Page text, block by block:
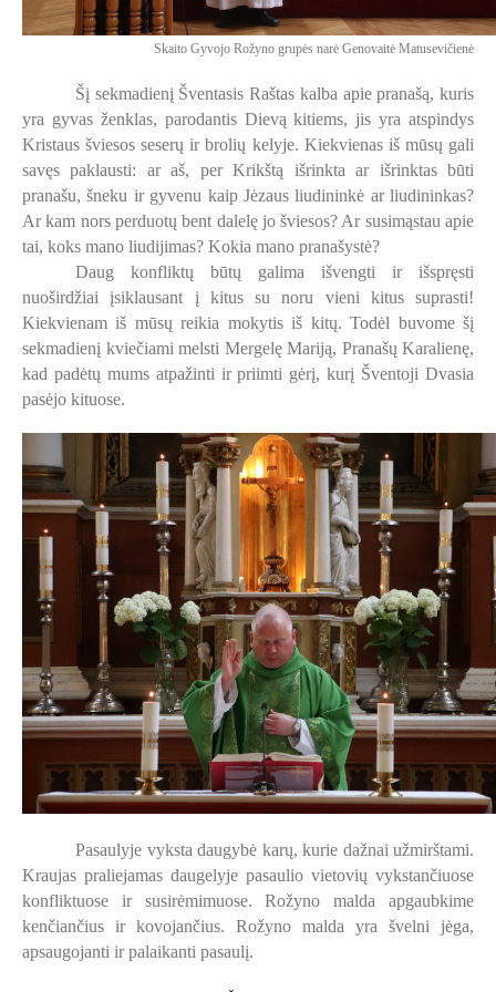
Skaito Gyvojo Rožyno grupės narė Genovaitė Matusevičienė
Šį sekmadienį Šventasis Raštas kalba apie pranašą, kuris
yra gyvas ženklas, parodantis Dievą kitiems, jis yra atspindys
Kristaus šviesos seserų ir brolių kelyje. Kiekvienas iš mūsų gali
savęs paklausti: ar aš, per Krikštą išrinkta ar išrinktas būti
pranašu, šneku ir gyvenu kaip Jėzaus liudininkė ar liudininkas?
Ar kam nors perduotų bent dalelę jo šviesos? Ar susimąstau apie
tai, koks mano liudijimas? Kokia mano pranašystė?
Daug konfliktų būtų galima išvengti ir išspręsti
nuoširdžiai įsiklausant į kitus su noru vieni kitus suprasti!
Kiekvienam iš mūsų reikia mokytis iš kitų. Todėl buvome šį
sekmadienį kviečiami melsti Mergelę Mariją, Pranašų Karalienę,
kad padėtų mums atpažinti ir priimti gėrį, kurį Šventoji Dvasia
pasėjo kituose.
Pasaulyje vyksta daugybė karų, kurie dažnai užmirštami.
Kraujas praliejamas daugelyje pasaulio vietovių vykstančiuose
konfliktuose ir susirėmimuose. Rožyno malda apgaubkime
kenčiančius ir kovojančius. Rožyno malda yra švelni jėga,
apsaugojanti ir palaikanti pasaulį.